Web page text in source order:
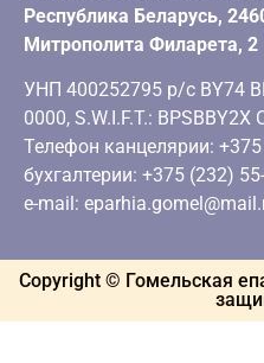
Республика Беларусь,
Митрополита Филарета, 2
УНП 400252795 р/с BY74
0000, S.W.I.F.T.:
Телефон канцелярии:
бухгалтерии: +375 (232)
e-mail:
Copyright © Гомельская